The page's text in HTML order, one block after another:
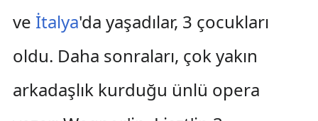
ve İtalya'da yaşadılar, 3 çocukları
oldu. Daha sonraları, çok yakın
arkadaşlık kurduğu ünlü opera